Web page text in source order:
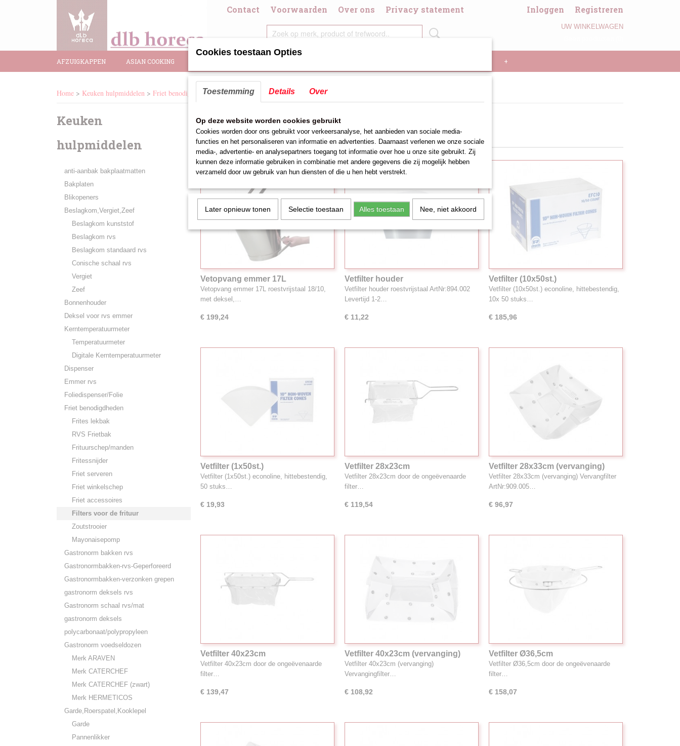
Contact Voorwaarden Over ons Privacy statement Inloggen Registreren
UW WINKELWAGEN
AFZUIGKAPPEN ASIAN COOKING +
Home > Keuken hulpmiddelen > Friet benodigdheden>Filters voor de frituur
Keuken
hulpmiddelen
anti-aanbak bakplaatmatten
Bakplaten
Blikopeners
Beslagkom,Vergiet,Zeef
Beslagkom kunststof
Beslagkom rvs
Beslagkom standaard rvs
Conische schaal rvs
Vergiet
Zeef
Bonnenhouder
Deksel voor rvs emmer
Kerntemperatuurmeter
Temperatuurmeter
Digitale Kerntemperatuurmeter
Dispenser
Emmer rvs
Foliedispenser/Folie
Friet benodigdheden
Frites lekbak
RVS Frietbak
Frituurschep/manden
Fritessnijder
Friet serveren
Friet winkelschep
Friet accessoires
Filters voor de frituur
Zoutstrooier
Mayonaisepomp
Gastronorm bakken rvs
Gastronormbakken-rvs-Geperforeerd
Gastronormbakken-verzonken grepen
gastronorm deksels rvs
Gastronorm schaal rvs/mat
gastronorm deksels
polycarbonaat/polypropyleen
Gastronorm voedseldozen
Merk ARAVEN
Merk CATERCHEF
Merk CATERCHEF (zwart)
Merk HERMETICOS
Garde,Roerspatel,Kooklepel
Garde
Pannenlikker
Sorteer op:
Vetopvang emmer 17L
Vetopvang emmer 17L roestvrijstaal 18/10,
met deksel,…
€ 199,24
Vetfilter houder
Vetfilter houder roestvrijstaal ArtNr:894.002
Levertijd 1-2…
€ 11,22
Vetfilter (10x50st.)
Vetfilter (10x50st.) econoline, hittebestendig,
10x 50 stuks…
€ 185,96
Vetfilter (1x50st.)
Vetfilter (1x50st.) econoline, hittebestendig,
50 stuks…
€ 19,93
Vetfilter 28x23cm
Vetfilter 28x23cm door de ongeëvenaarde
filter…
€ 119,54
Vetfilter 28x33cm (vervanging)
Vetfilter 28x33cm (vervanging) Vervangfilter
ArtNr:909.005…
€ 96,97
Vetfilter 40x23cm
Vetfilter 40x23cm door de ongeëvenaarde
filter…
€ 139,47
Vetfilter 40x23cm (vervanging)
Vetfilter 40x23cm (vervanging)
Vervangingfilter…
€ 108,92
Vetfilter Ø36,5cm
Vetfilter Ø36,5cm door de ongeëvenaarde
filter…
€ 158,07
Cookies toestaan Opties
Toestemming Details Over
Op deze website worden cookies gebruikt
Cookies worden door ons gebruikt voor verkeersanalyse, het aanbieden van sociale media-
functies en het personaliseren van informatie en advertenties. Daarnaast verlenen we onze sociale
media-, advertentie- en analysepartners toegang tot informatie over hoe u onze site gebruikt. Zij
kunnen deze informatie gebruiken in combinatie met andere gegevens die zij mogelijk hebben
verzameld door uw gebruik van hun diensten of die u hen hebt verstrekt.
Later opnieuw tonen Selectie toestaan Alles toestaan Nee, niet akkoord